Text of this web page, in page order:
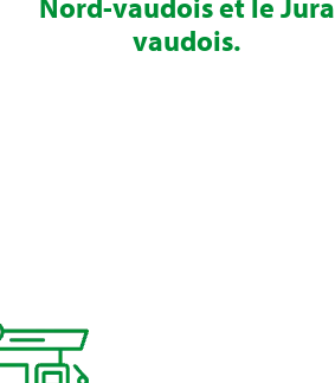
Nord-vaudois et le Jura
vaudois.